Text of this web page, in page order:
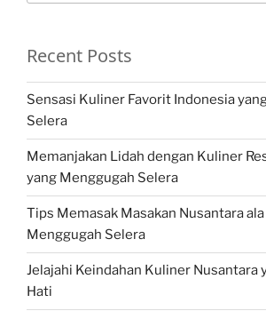
Recent Posts
Sensasi Kuliner Favorit Indonesia
Selera
Memanjakan Lidah dengan Kuliner
yang Menggugah Selera
Tips Memasak Masakan Nusantara
Menggugah Selera
Jelajahi Keindahan Kuliner Nusantara
Hati